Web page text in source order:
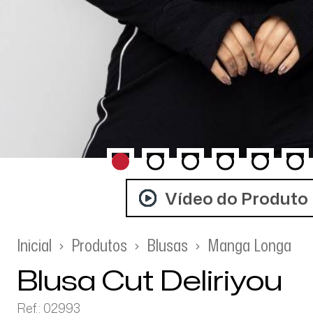
Vídeo do Produto
Inicial
Produtos Blusas Manga Longa
Blusa Cut Deliriyou
Ref.: 02993